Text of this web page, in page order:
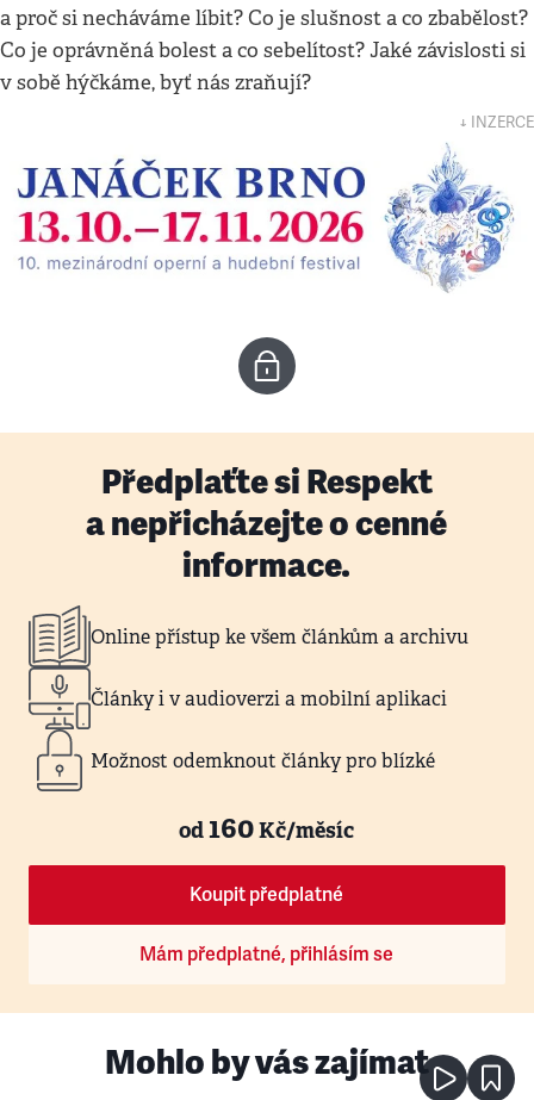
a proč si necháváme líbit? Co je slušnost a co zbabělost?
Co je oprávněná bolest a co sebelítost? Jaké závislosti si
v sobě hýčkáme, byť nás zraňují?
↓ INZERCE
Předplaťte si Respekt
a nepřicházejte o cenné
informace.
Online přístup ke všem článkům a archivu
Články i v audioverzi a mobilní aplikaci
Možnost odemknout články pro blízké
od160Kč/měsíc
Koupit předplatné
Mám předplatné, přihlásím se
Mohlo by vás zajímat